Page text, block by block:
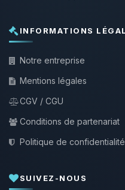
INFORMATIONS
Notre entreprise
Mentions légales
CGV / CGU
Conditions de partenariat
Politique de confidentialité
SUIVEZ-NOUS